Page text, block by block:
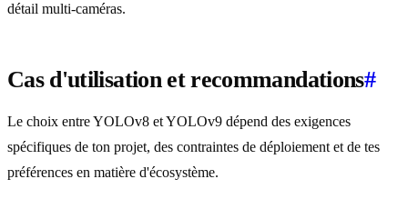
détail multi-caméras.
Cas d'utilisation et recommandations#
Le choix entre YOLOv8 et YOLOv9 dépend des exigences
spécifiques de ton projet, des contraintes de déploiement et de tes
préférences en matière d'écosystème.